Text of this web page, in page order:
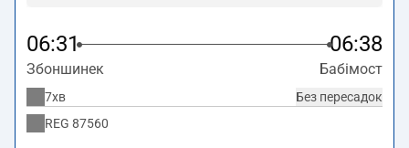
06:31 06:38
Збоншинек Бабімост
Без пересадок
7хв
REG 87560